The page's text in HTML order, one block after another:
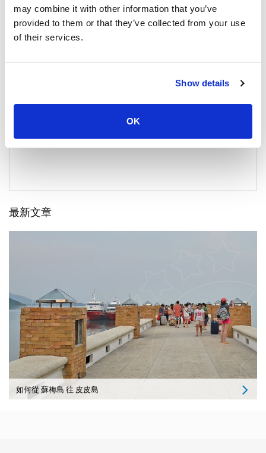
may combine it with other information that you’ve
provided to them or that they’ve collected from your use
of their services.
Show details
OK
- 提前預訂：建議提前預訂機票，特別是在旅遊旺季，以確保在這
條熱門航線上預留座位。
乘坐快艇從穆島前往皮皮島不僅僅是一次旅行。這是一場冒險。
保您的旅程順利。他們每天都承諾提供快速前往皮皮島海岸的通
時刻的入口。輕鬆滑過波浪。搭乘快艇即可抵達皮皮島的奇觀。
進行預訂。讓冒險開始吧。今天體驗安達曼的刺激和美麗。
最新文章
如何從 蘇梅島 往 皮皮島